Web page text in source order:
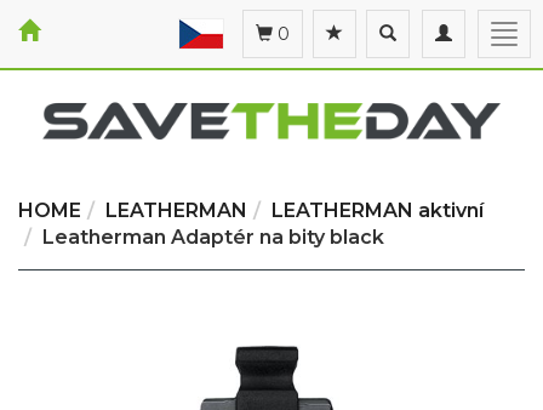
Toggle
navigation
Toggle
search
0
HOME LEATHERMAN
LEATHERMAN aktivní
Leatherman Adaptér na bity black